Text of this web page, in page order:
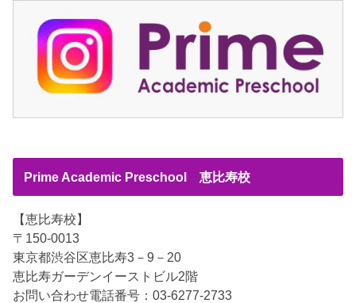
Prime Academic Preschool 恵比寿校
【恵比寿校】
〒150-0013
東京都渋谷区恵比寿3－9－20
恵比寿ガーデンイーストビル2階
お問い合わせ電話番号：03-6277-2733